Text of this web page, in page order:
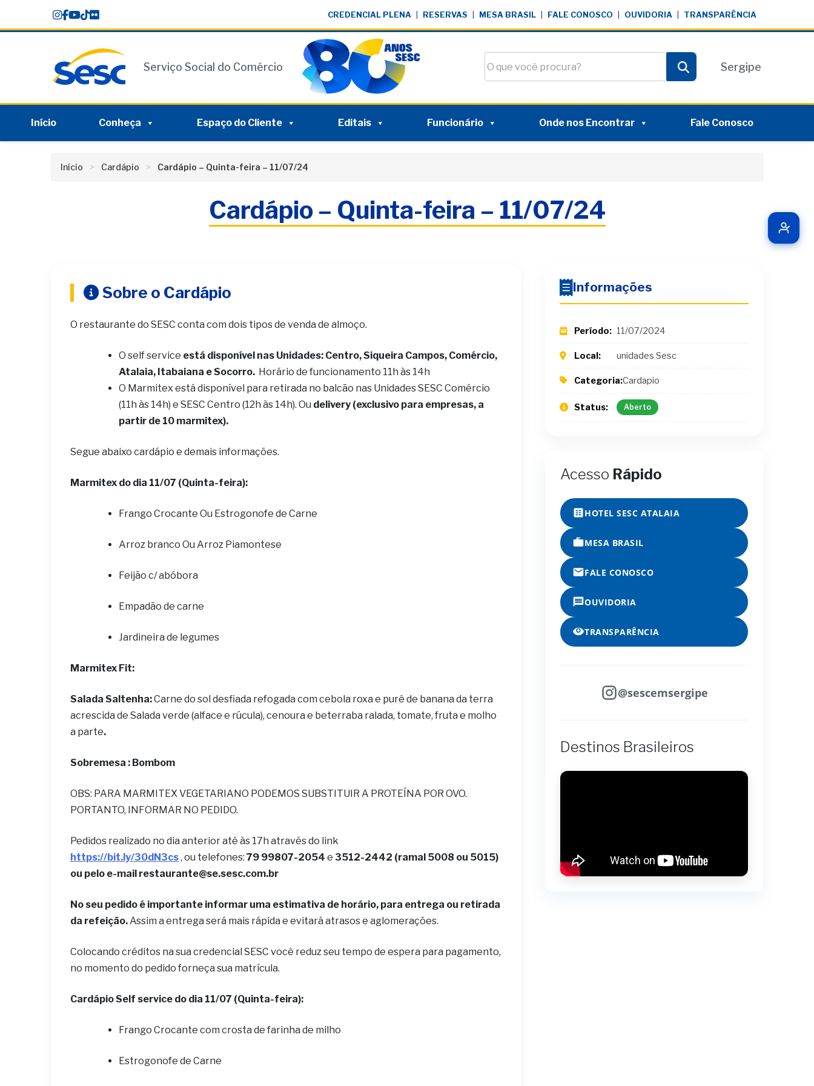
content
CREDENCIAL PLENA RESERVAS MESA BRASIL FALE CONOSCO OUVIDORIA TRANSPARÊNCIA
Serviço Social do Comércio
Pesquisar
Sergipe
Início Conheça Espaço do Cliente Editais Funcionário Onde nos Encontrar Fale Conosco
Início Cardápio Cardápio – Quinta-feira – 11/07/24
Cardápio – Quinta-feira – 11/07/24
Sobre o Cardápio
O restaurante do SESC conta com dois tipos de venda de almoço.
O self service está disponível nas Unidades: Centro, Siqueira Campos, Comércio,
Atalaia, Itabaiana e Socorro. Horário de funcionamento 11h às 14h
O Marmitex está disponível para retirada no balcão nas Unidades SESC Comércio
(11h às 14h) e SESC Centro (12h às 14h). Ou delivery (exclusivo para empresas, a
partir de 10 marmitex).
Segue abaixo cardápio e demais informações.
Marmitex do dia 11/07 (Quinta-feira):
Frango Crocante Ou Estrogonofe de Carne
Arroz branco Ou Arroz Piamontese
Feijão c/ abóbora
Empadão de carne
Jardineira de legumes
Marmitex Fit:
Salada Saltenha:Carne do sol desfiada refogada com cebola roxa e purê de banana da terra
acrescida de Salada verde (alface e rúcula), cenoura e beterraba ralada, tomate, fruta e molho
a parte.
Sobremesa : Bombom
OBS: PARA MARMITEX VEGETARIANO PODEMOS SUBSTITUIR A PROTEÍNA POR OVO.
PORTANTO, INFORMAR NO PEDIDO.
Pedidos realizado no dia anterior até às 17h através do link
https://bit.ly/30dN3cs, ou telefones: 79 99807-2054 e 3512-2442 (ramal 5008 ou 5015)
ou pelo e-mail restaurante@se.sesc.com.br
No seu pedido é importante informar uma estimativa de horário, para entrega ou retirada
da refeição.Assim a entrega será mais rápida e evitará atrasos e aglomerações.
Colocando créditos na sua credencial SESC você reduz seu tempo de espera para pagamento,
no momento do pedido forneça sua matrícula.
Cardápio Self service do dia 11/07 (Quinta-feira):
Frango Crocante com crosta de farinha de milho
Estrogonofe de Carne
Informações
Período: 11/07/2024
Local: unidades Sesc
Categoria:Cardapio
Status: Aberto
Acesso Rápido
HOTEL SESC ATALAIA
MESA BRASIL
FALE CONOSCO
OUVIDORIA
TRANSPARÊNCIA
@sescemsergipe
Destinos Brasileiros